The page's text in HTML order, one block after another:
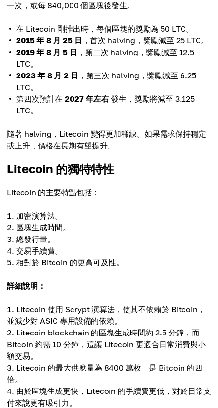
一次，或每 840,000 個區塊後發生。
在 Litecoin 剛推出時，每個區塊的獎勵為 50 LTC。
2015 年 8 月 25 日 ，首次 halving，獎勵減至 25 LTC。
2019 年 8 月 5 日 ，第二次 halving，獎勵減至 12.5
LTC。
2023 年 8 月 2 日 ，第三次 halving，獎勵減至 6.25
LTC。
第四次預計在 2027 年左右 發生，獎勵將減至 3.125
LTC。
隨著 halving，Litecoin 變得更加稀缺。如果需求保持穩定
或上升，價格在長期有望提升。
Litecoin 的獨特特性
Litecoin 的主要特點包括：
加密演算法。
區塊生成時間。
總發行量。
交易手續費。
相對於 Bitcoin 的更高可及性。
詳細說明：
Litecoin 使用 Scrypt 演算法，使其不依賴於 Bitcoin，
並減少對 ASIC 專用設備的依賴。
Litecoin blockchain 的區塊生成時間約 2.5 分鐘，而
Bitcoin 約需 10 分鐘，這讓 Litecoin 更適合日常消費與小
額交易。
Litecoin 的最大供應量為 8400 萬枚，是 Bitcoin 的四
倍。
由於區塊生成更快，Litecoin 的手續費更低，對於日常支
付來說更有吸引力。